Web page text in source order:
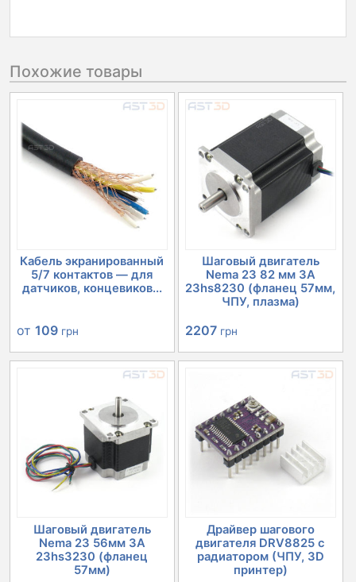
Похожие товары
Кабель экранированный
5/7 контактов — для
датчиков, концевиков...
от 109 грн
Шаговый двигатель
Nema 23 82 мм 3А
23hs8230 (фланец 57мм,
ЧПУ, плазма)
2207 грн
Шаговый двигатель
Nema 23 56мм 3А
23hs3230 (фланец
57мм)
Драйвер шагового
двигателя DRV8825 с
радиатором (ЧПУ, 3D
принтер)